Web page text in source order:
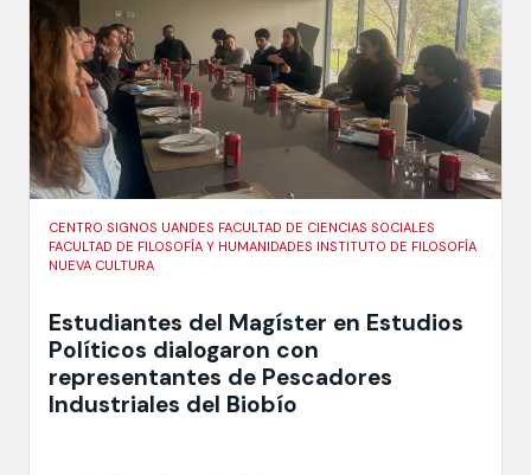
CENTRO SIGNOS UANDES FACULTAD DE CIENCIAS SOCIALES
FACULTAD DE FILOSOFÍA Y HUMANIDADES INSTITUTO DE FILOSOFÍA
NUEVA CULTURA
Estudiantes del Magíster en Estudios
Políticos dialogaron con
representantes de Pescadores
Industriales del Biobío